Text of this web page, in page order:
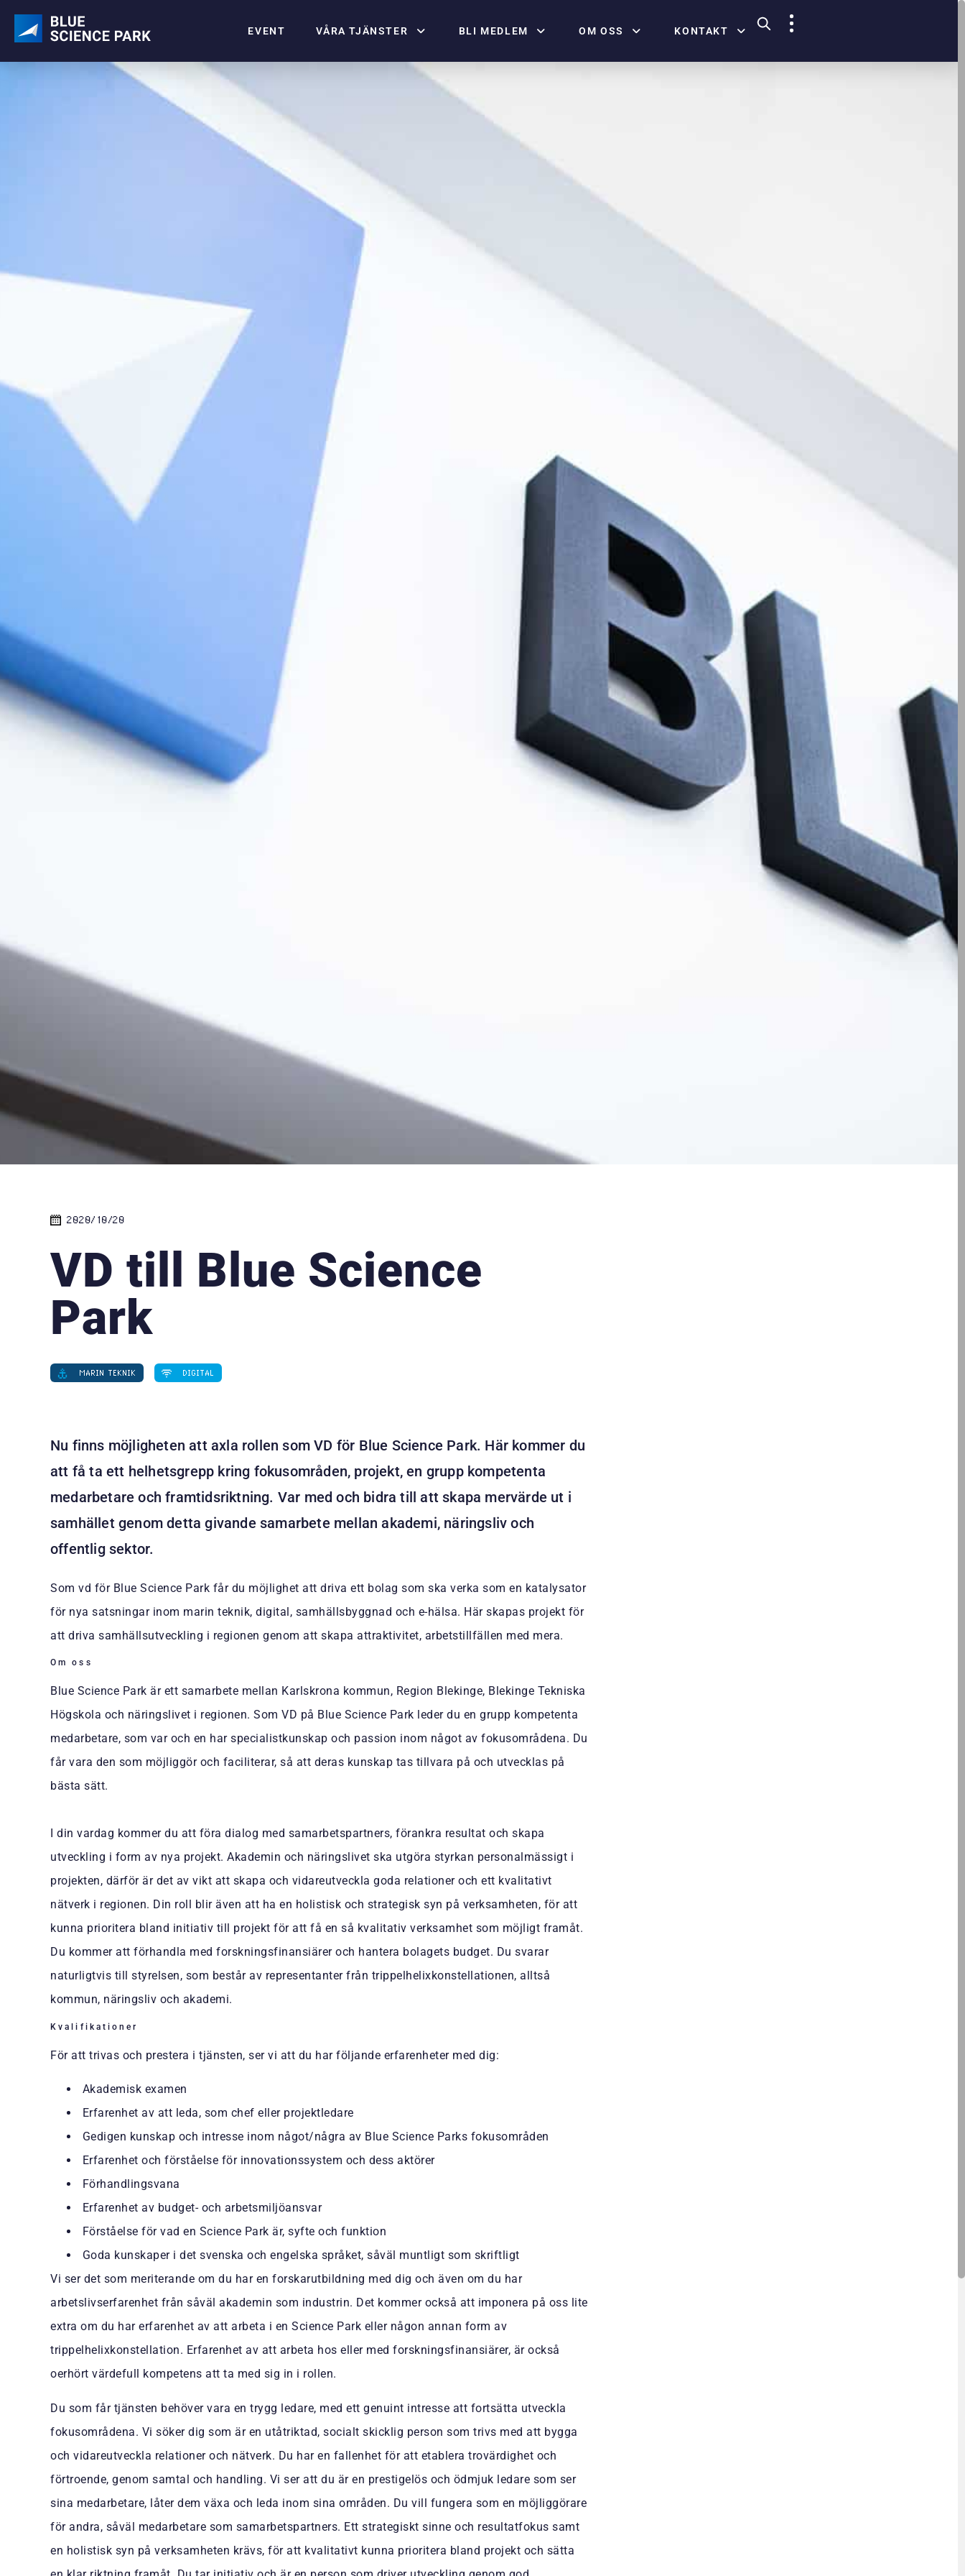
EVENT VÅRA TJÄNSTER BLI MEDLEM OM OSS KONTAKT
2020/10/20
VD till Blue Science
Park
MARIN TEKNIK DIGITAL
Nu finns möjligheten att axla rollen som VD för Blue Science Park. Här kommer du
att få ta ett helhetsgrepp kring fokusområden, projekt, en grupp kompetenta
medarbetare och framtidsriktning. Var med och bidra till att skapa mervärde ut i
samhället genom detta givande samarbete mellan akademi, näringsliv och
offentlig sektor.
Som vd för Blue Science Park får du möjlighet att driva ett bolag som ska verka som en katalysator
för nya satsningar inom marin teknik, digital, samhällsbyggnad och e-hälsa. Här skapas projekt för
att driva samhällsutveckling i regionen genom att skapa attraktivitet, arbetstillfällen med mera.
Om oss
Blue Science Park är ett samarbete mellan Karlskrona kommun, Region Blekinge, Blekinge Tekniska
Högskola och näringslivet i regionen. Som VD på Blue Science Park leder du en grupp kompetenta
medarbetare, som var och en har specialistkunskap och passion inom något av fokusområdena. Du
får vara den som möjliggör och faciliterar, så att deras kunskap tas tillvara på och utvecklas på
bästa sätt.
I din vardag kommer du att föra dialog med samarbetspartners, förankra resultat och skapa
utveckling i form av nya projekt. Akademin och näringslivet ska utgöra styrkan personalmässigt i
projekten, därför är det av vikt att skapa och vidareutveckla goda relationer och ett kvalitativt
nätverk i regionen. Din roll blir även att ha en holistisk och strategisk syn på verksamheten, för att
kunna prioritera bland initiativ till projekt för att få en så kvalitativ verksamhet som möjligt framåt.
Du kommer att förhandla med forskningsfinansiärer och hantera bolagets budget. Du svarar
naturligtvis till styrelsen, som består av representanter från trippelhelixkonstellationen, alltså
kommun, näringsliv och akademi.
Kvalifikationer
För att trivas och prestera i tjänsten, ser vi att du har följande erfarenheter med dig:
Akademisk examen
Erfarenhet av att leda, som chef eller projektledare
Gedigen kunskap och intresse inom något/några av Blue Science Parks fokusområden
Erfarenhet och förståelse för innovationssystem och dess aktörer
Förhandlingsvana
Erfarenhet av budget- och arbetsmiljöansvar
Förståelse för vad en Science Park är, syfte och funktion
Goda kunskaper i det svenska och engelska språket, såväl muntligt som skriftligt
Vi ser det som meriterande om du har en forskarutbildning med dig och även om du har
arbetslivserfarenhet från såväl akademin som industrin. Det kommer också att imponera på oss lite
extra om du har erfarenhet av att arbeta i en Science Park eller någon annan form av
trippelhelixkonstellation. Erfarenhet av att arbeta hos eller med forskningsfinansiärer, är också
oerhört värdefull kompetens att ta med sig in i rollen.
Du som får tjänsten behöver vara en trygg ledare, med ett genuint intresse att fortsätta utveckla
fokusområdena. Vi söker dig som är en utåtriktad, socialt skicklig person som trivs med att bygga
och vidareutveckla relationer och nätverk. Du har en fallenhet för att etablera trovärdighet och
förtroende, genom samtal och handling. Vi ser att du är en prestigelös och ödmjuk ledare som ser
sina medarbetare, låter dem växa och leda inom sina områden. Du vill fungera som en möjliggörare
för andra, såväl medarbetare som samarbetspartners. Ett strategiskt sinne och resultatfokus samt
en holistisk syn på verksamheten krävs, för att kvalitativt kunna prioritera bland projekt och sätta